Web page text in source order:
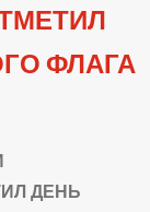
ФЛАГА
ДЕНЬ